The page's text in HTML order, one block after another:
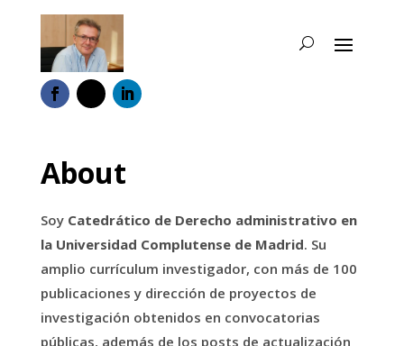
About
Soy Catedrático de Derecho administrativo en
la Universidad Complutense de Madrid. Su
amplio currículum investigador, con más de 100
publicaciones y dirección de proyectos de
investigación obtenidos en convocatorias
públicas, además de los posts de actualización